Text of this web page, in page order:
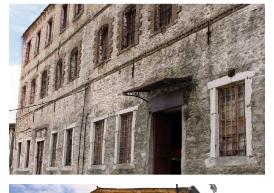
Καπναποθήκη «ΜΠΑΣΤΕΡΛΗ
ΚΙΟΛΗ ΧΟΤΖΑ»